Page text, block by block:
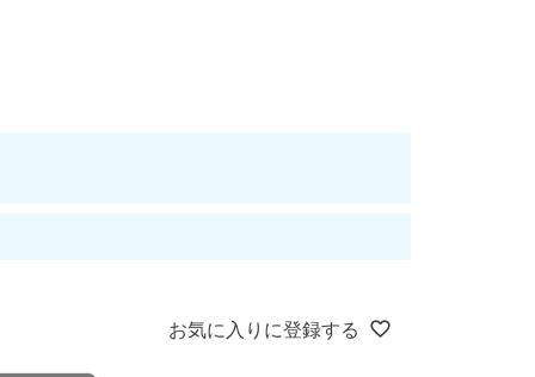
お気に入りに登録する